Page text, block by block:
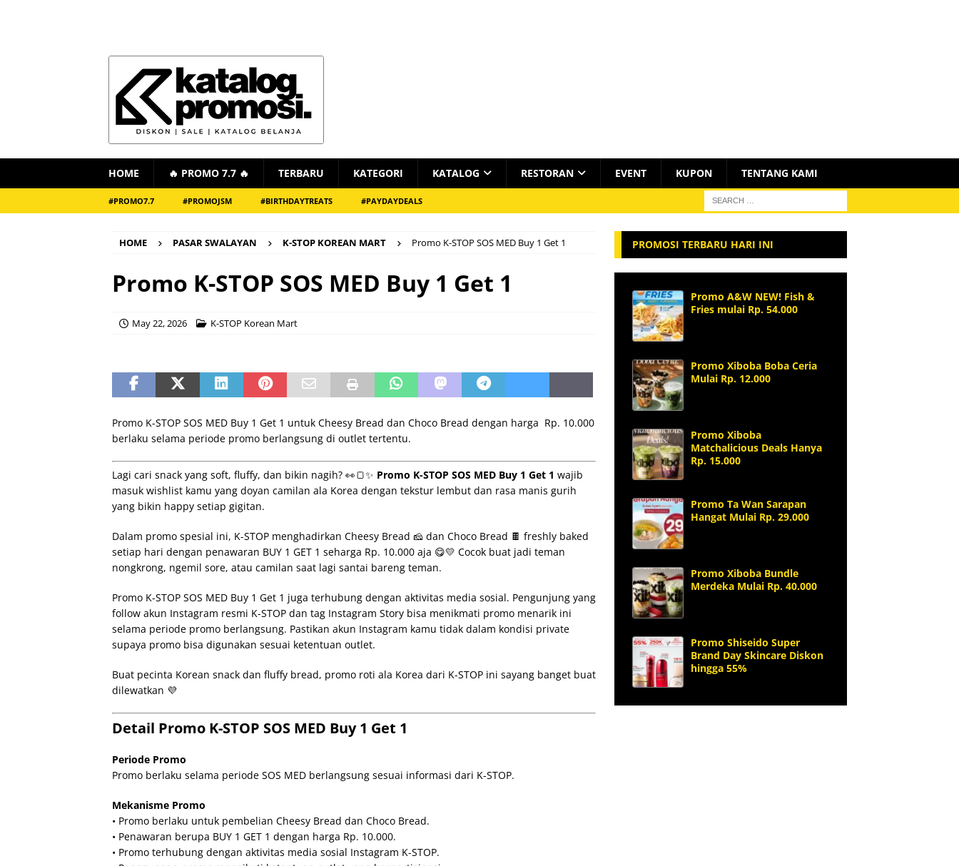
HOME 🔥 PROMO 7.7 🔥 TERBARU KATEGORI KATALOG RESTORAN EVENT KUPON TENTANG KAMI
#PROMO7.7 #PROMOJSM #BIRTHDAYTREATS #PAYDAYDEALS
HOME PASAR SWALAYAN K-STOP KOREAN MART Promo K-STOP SOS MED Buy 1 Get 1
Promo K-STOP SOS MED Buy 1 Get 1
May 22, 2026 K-STOP Korean Mart
Promo K-STOP SOS MED Buy 1 Get 1 untuk Cheesy Bread dan Choco Bread dengan harga Rp. 10.000
berlaku selama periode promo berlangsung di outlet tertentu.
Lagi cari snack yang soft, fluffy, dan bikin nagih? 👀🍞✨ Promo K-STOP SOS MED Buy 1 Get 1 wajib
masuk wishlist kamu yang doyan camilan ala Korea dengan tekstur lembut dan rasa manis gurih
yang bikin happy setiap gigitan.
Dalam promo spesial ini, K-STOP menghadirkan Cheesy Bread 🧀 dan Choco Bread 🍫 freshly baked
setiap hari dengan penawaran BUY 1 GET 1 seharga Rp. 10.000 aja 😋💛 Cocok buat jadi teman
nongkrong, ngemil sore, atau camilan saat lagi santai bareng teman.
Promo K-STOP SOS MED Buy 1 Get 1 juga terhubung dengan aktivitas media sosial. Pengunjung yang
follow akun Instagram resmi K-STOP dan tag Instagram Story bisa menikmati promo menarik ini
selama periode promo berlangsung. Pastikan akun Instagram kamu tidak dalam kondisi private
supaya promo bisa digunakan sesuai ketentuan outlet.
Buat pecinta Korean snack dan fluffy bread, promo roti ala Korea dari K-STOP ini sayang banget buat
dilewatkan 💜
Detail Promo K-STOP SOS MED Buy 1 Get 1
Periode Promo
Promo berlaku selama periode SOS MED berlangsung sesuai informasi dari K-STOP.
Mekanisme Promo
• Promo berlaku untuk pembelian Cheesy Bread dan Choco Bread.
• Penawaran berupa BUY 1 GET 1 dengan harga Rp. 10.000.
• Promo terhubung dengan aktivitas media sosial Instagram K-STOP.
PROMOSI TERBARU HARI INI
Promo A&W NEW! Fish &
Fries mulai Rp. 54.000
Promo Xiboba Boba Ceria
Mulai Rp. 12.000
Promo Xiboba
Matchalicious Deals Hanya
Rp. 15.000
Promo Ta Wan Sarapan
Hangat Mulai Rp. 29.000
Promo Xiboba Bundle
Merdeka Mulai Rp. 40.000
Promo Shiseido Super
Brand Day Skincare Diskon
hingga 55%